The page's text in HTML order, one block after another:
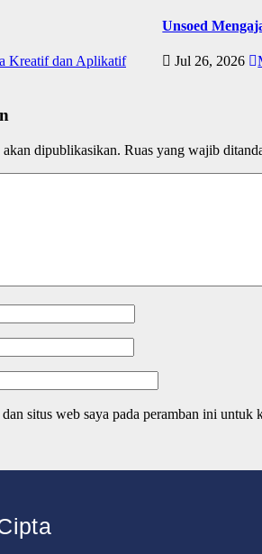
Kreatif dan Aplikatif
Unsoed
Jul 26, 2026
dipublikasikan. Ruas yang wajib
situs web saya pada peramban ini untuk